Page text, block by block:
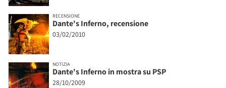
RECENSIONE
Dante's Inferno, recensione
03/02/2010
NOTIZIA
Dante's Inferno in mostra su PSP
28/10/2009